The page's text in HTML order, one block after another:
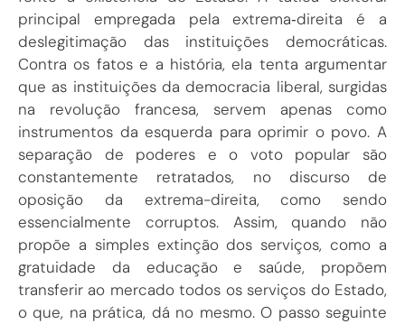
principal empregada pela extrema‑direita é a
deslegitimação das instituições democráticas.
Contra os fatos e a história, ela tenta argumentar
que as instituições da democracia liberal, surgidas
na revolução francesa, servem apenas como
instrumentos da esquerda para oprimir o povo. A
separação de poderes e o voto popular são
constantemente retratados, no discurso de
oposição da extrema-direita, como sendo
essencialmente corruptos. Assim, quando não
propõe a simples extinção dos serviços, como a
gratuidade da educação e saúde, propõem
transferir ao mercado todos os serviços do Estado,
o que, na prática, dá no mesmo. O passo seguinte